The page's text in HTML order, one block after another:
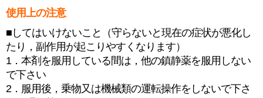
使用上の注意
■してはいけないこと（守らないと現在の症状が悪化し
たり，副作用が起こりやすくなります）
1．本剤を服用している間は，他の鎮静薬を服用しない
で下さい
2．服用後，乗物又は機械類の運転操作をしないで下さ